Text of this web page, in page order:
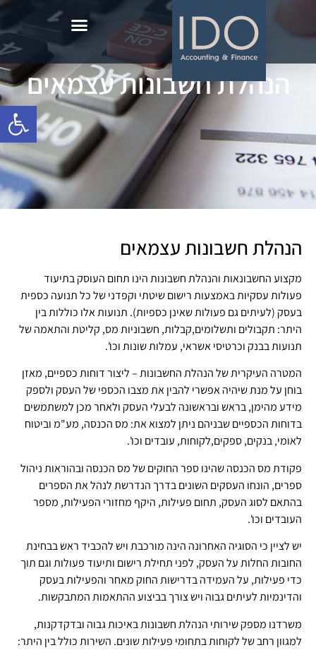
פתח
הנהלת חשבונות עצמאים
הנהלת חשבונות עצמאים​
מקצוע החשבונאות והנהלת חשבונות הינו תחום העוסק בתיעוד
פעולות עסקיות באמצעות רישום שיטתי וקפדני של כל תנועה כספית
בעסק (לעיתים גם פעולות שאינן כספיות). תנועות אלו כוללות בין
היתר: תקבולים ותשלומים,קבלות, חשבוניות מס, קליטת והתאמה של
תנועות בבנק וכרטיסי אשראי, עמלות שונות וכו'.
המטרה העיקרית של הנהלת החשבונות – ליצור דוחות כספיים, מאזן
בוחן על מנת שיהיה אפשרי להבין את מצבו הכספי של העסק ולספק
מידע מהימן, בראש ובראשונה לבעלי העסק ולאחר מכן למשתמשים
בדוחות הכספיים שבניהם ניתן למצוא את: מס הכנסה, מע"מ וביטוח
לאומי, בנקים, ספקים,לקוחות, עובדים וכו'.
פקודת מס הכנסה שהינו ספר החוקים של מס הכנסה ובהוראות ניהול
ספרים, הונחו העסקים השונים בדרך הנדרשת לנהל את הספרים
בהתאם לסוג העסק, תחום פעילות, היקף מחזורי הפעילות, מספר
העובדים וכו'.
יש לציין כי הסוגיה האחרונה הינה מורכבת ויש להכביד ראש בבחינת
החובות החלות על העסק, לפני תחילת רישום ותיעוד פעולות וגם תוך
כדי פעילות, על העמידה בדרישות החוק מאחר והפעילות בעסק
והדינמיות לעיתים גבוה ויש צורך בביצוע ההתאמות המתבקשות.
משרדנו מספק שירותי הנהלת חשבונות באיכות גבוה ובדקדקנות,
למגוון רחב של לקוחות בתחומי פעילות שונים. השירות כולל בין היתר: